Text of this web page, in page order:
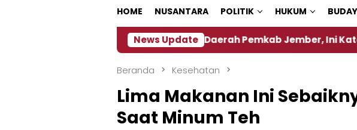
HOME NUSANTARA POLITIK HUKUM
News Update
‎Soal Rencana Pinjaman Daerah Pemkab Jember, Ini Kata
Beranda Kesehatan
Lima Makanan Ini
Saat Minum Teh